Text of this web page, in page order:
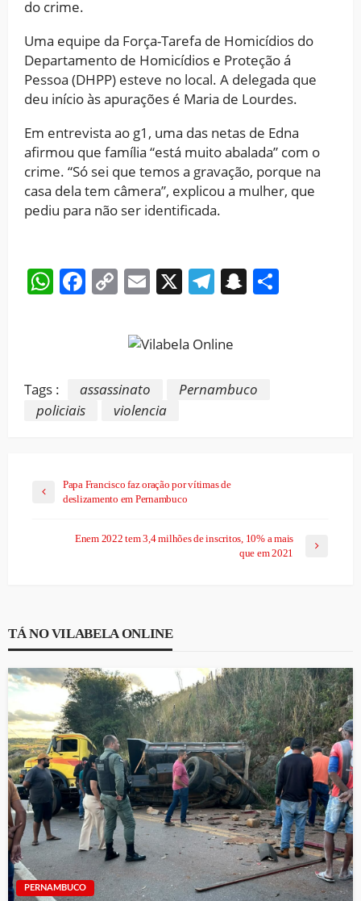
do crime.
Uma equipe da Força-Tarefa de Homicídios do
Departamento de Homicídios e Proteção á
Pessoa (DHPP) esteve no local. A delegada que
deu início às apurações é Maria de Lourdes.
Em entrevista ao g1, uma das netas de Edna
afirmou que família “está muito abalada” com o
crime. “Só sei que temos a gravação, porque na
casa dela tem câmera”, explicou a mulher, que
pediu para não ser identificada.
WhatsApp
Facebook
CopyEmail
X Telegram
Snapchat
Tags : assassinato
Pernambuco
policiais
violencia
Papa Francisco faz oração por vítimas de
deslizamento em Pernambuco
Enem 2022 tem 3,4 milhões de inscritos, 10% a mais
que em 2021
TÁ NO VILABELA ONLINE
PERNAMBUCO